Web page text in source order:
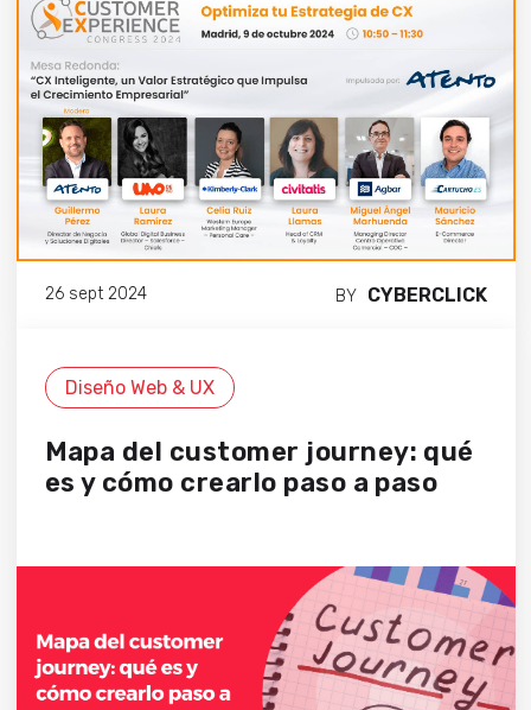
26 sept 2024 BY CYBERCLICK
Diseño Web & UX
Mapa del customer journey: qué
es y cómo crearlo paso a paso